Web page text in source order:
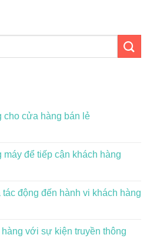
cho cửa hàng bán lẻ
máy để tiếp cận khách hàng
động đến hành vi khách hàng
với sự kiện truyền thông